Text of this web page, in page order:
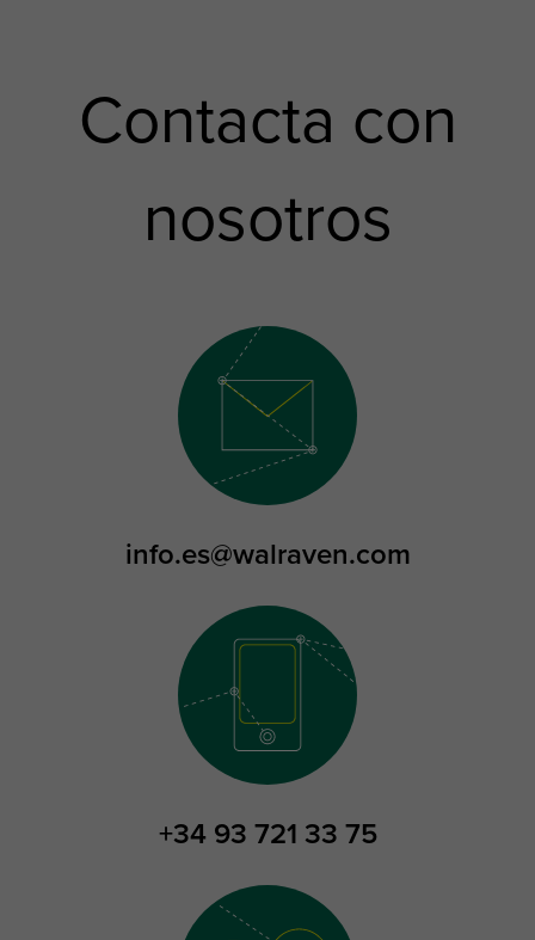
Contacta con
nosotros
info.es@walraven.com
+34 93 721 33 75